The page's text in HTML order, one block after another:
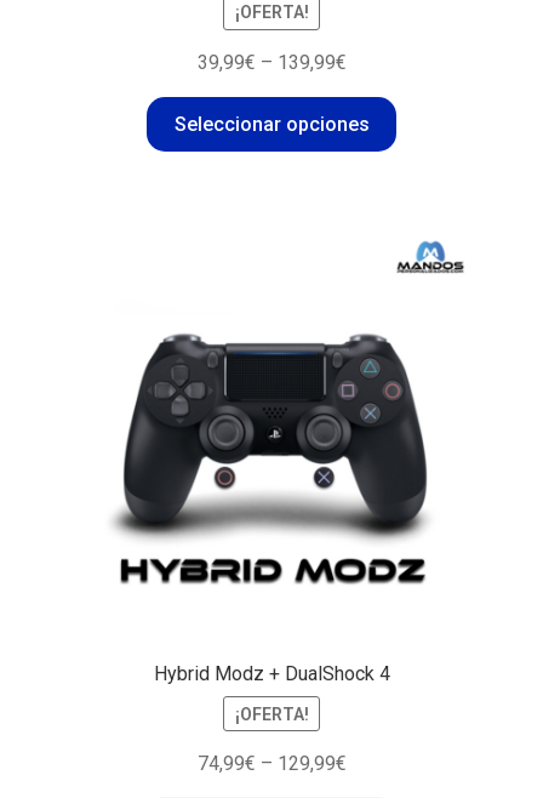
¡OFERTA!
39,99€ – 139,99€
Seleccionar opciones
Hybrid Modz + DualShock 4
¡OFERTA!
74,99€ – 129,99€